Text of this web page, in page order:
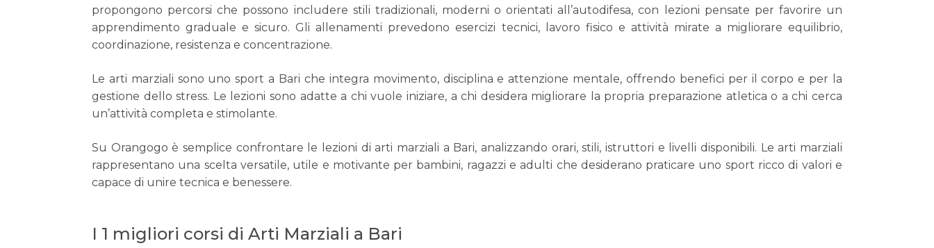
propongono percorsi che possono includere stili tradizionali, moderni o orientati all’autodifesa, con lezioni pensate per favorire un
apprendimento graduale e sicuro. Gli allenamenti prevedono esercizi tecnici, lavoro fisico e attività mirate a migliorare equilibrio,
coordinazione, resistenza e concentrazione.
Le arti marziali sono uno sport a Bari che integra movimento, disciplina e attenzione mentale, offrendo benefici per il corpo e per la
gestione dello stress. Le lezioni sono adatte a chi vuole iniziare, a chi desidera migliorare la propria preparazione atletica o a chi cerca
un’attività completa e stimolante.
Su Orangogo è semplice confrontare le lezioni di arti marziali a Bari, analizzando orari, stili, istruttori e livelli disponibili. Le arti marziali
rappresentano una scelta versatile, utile e motivante per bambini, ragazzi e adulti che desiderano praticare uno sport ricco di valori e
capace di unire tecnica e benessere.
I 1 migliori corsi di Arti Marziali a Bari